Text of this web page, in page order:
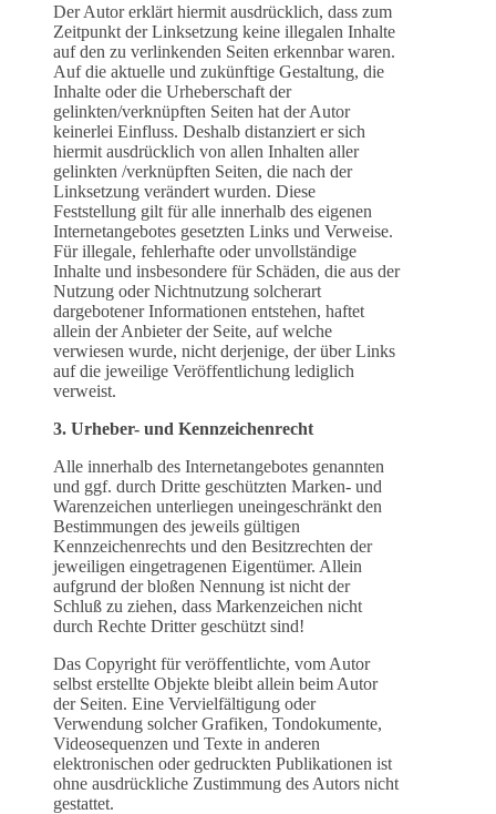
Der Autor erklärt hiermit ausdrücklich, dass zum
Zeitpunkt der Linksetzung keine illegalen Inhalte
auf den zu verlinkenden Seiten erkennbar waren.
Auf die aktuelle und zukünftige Gestaltung, die
Inhalte oder die Urheberschaft der
gelinkten/verknüpften Seiten hat der Autor
keinerlei Einfluss. Deshalb distanziert er sich
hiermit ausdrücklich von allen Inhalten aller
gelinkten /verknüpften Seiten, die nach der
Linksetzung verändert wurden. Diese
Feststellung gilt für alle innerhalb des eigenen
Internetangebotes gesetzten Links und Verweise.
Für illegale, fehlerhafte oder unvollständige
Inhalte und insbesondere für Schäden, die aus der
Nutzung oder Nichtnutzung solcherart
dargebotener Informationen entstehen, haftet
allein der Anbieter der Seite, auf welche
verwiesen wurde, nicht derjenige, der über Links
auf die jeweilige Veröffentlichung lediglich
verweist.
3. Urheber- und Kennzeichenrecht
Alle innerhalb des Internetangebotes genannten
und ggf. durch Dritte geschützten Marken- und
Warenzeichen unterliegen uneingeschränkt den
Bestimmungen des jeweils gültigen
Kennzeichenrechts und den Besitzrechten der
jeweiligen eingetragenen Eigentümer. Allein
aufgrund der bloßen Nennung ist nicht der
Schluß zu ziehen, dass Markenzeichen nicht
durch Rechte Dritter geschützt sind!
Das Copyright für veröffentlichte, vom Autor
selbst erstellte Objekte bleibt allein beim Autor
der Seiten. Eine Vervielfältigung oder
Verwendung solcher Grafiken, Tondokumente,
Videosequenzen und Texte in anderen
elektronischen oder gedruckten Publikationen ist
ohne ausdrückliche Zustimmung des Autors nicht
gestattet.